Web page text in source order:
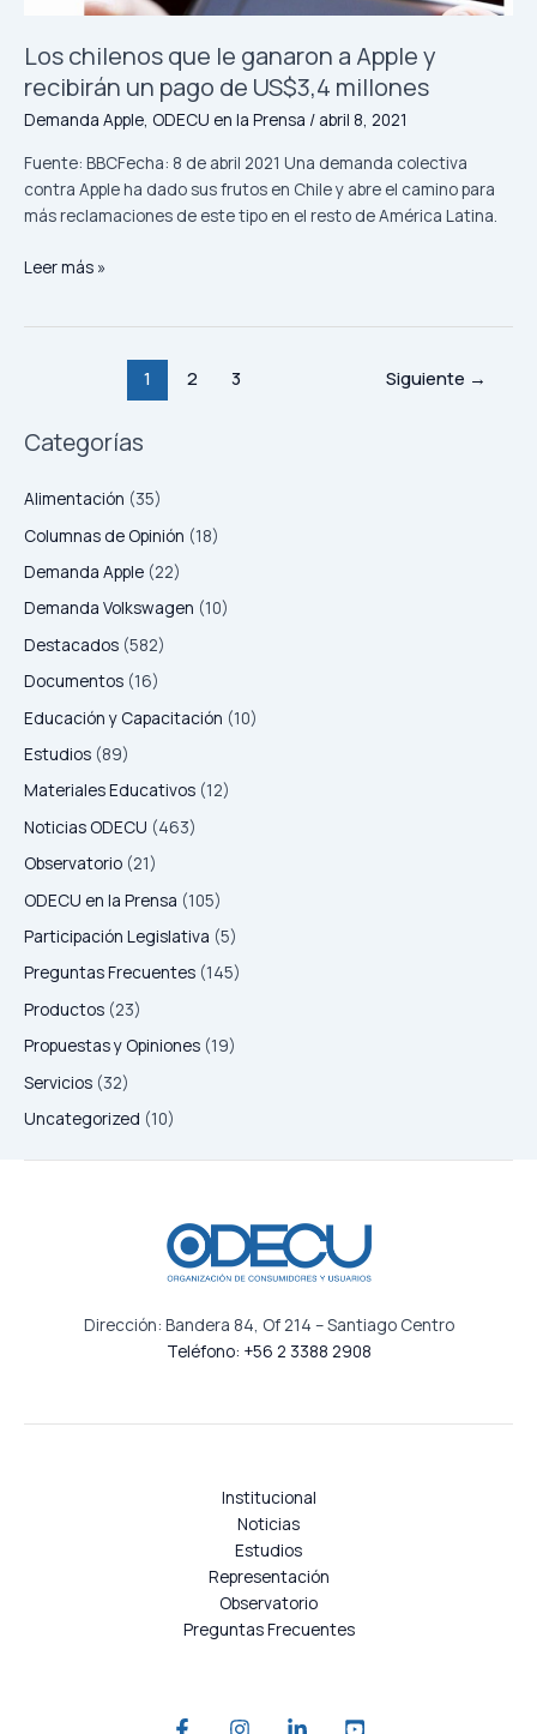
Categorías
Alimentación (35)
Columnas de Opinión (18)
Demanda Apple (22)
Demanda Volkswagen (10)
Destacados (582)
Documentos (16)
Educación y Capacitación (10)
Estudios (89)
Materiales Educativos (12)
Noticias ODECU (463)
Observatorio (21)
ODECU en la Prensa (105)
Participación Legislativa (5)
Preguntas Frecuentes (145)
Productos (23)
Propuestas y Opiniones (19)
Servicios (32)
Uncategorized (10)
Los chilenos que le ganaron a Apple y
recibirán un pago de US$3,4 millones
Demanda Apple, ODECU en la Prensa / abril 8, 2021
Fuente: BBCFecha: 8 de abril 2021 Una demanda colectiva
contra Apple ha dado sus frutos en Chile y abre el camino para
más reclamaciones de este tipo en el resto de América Latina.
Leer más »
1 2 3 Siguiente →
Dirección: Bandera 84, Of 214 – Santiago Centro
Teléfono: +56 2 3388 2908
Institucional
Noticias
Estudios
Representación
Observatorio
Preguntas Frecuentes